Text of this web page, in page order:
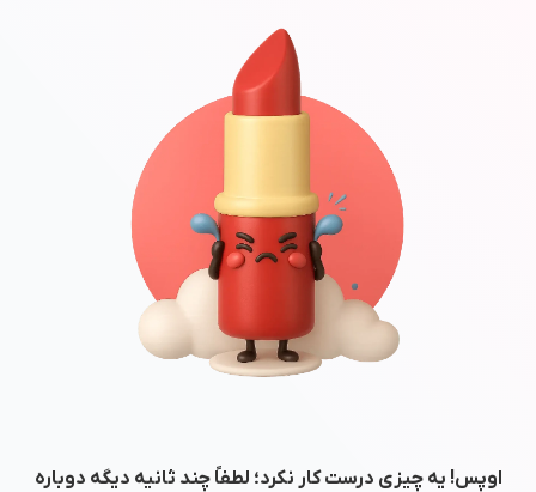
اوپس! یه چیزی درست کار نکرد؛ لطفاً چند ثانیه دیگه دوباره